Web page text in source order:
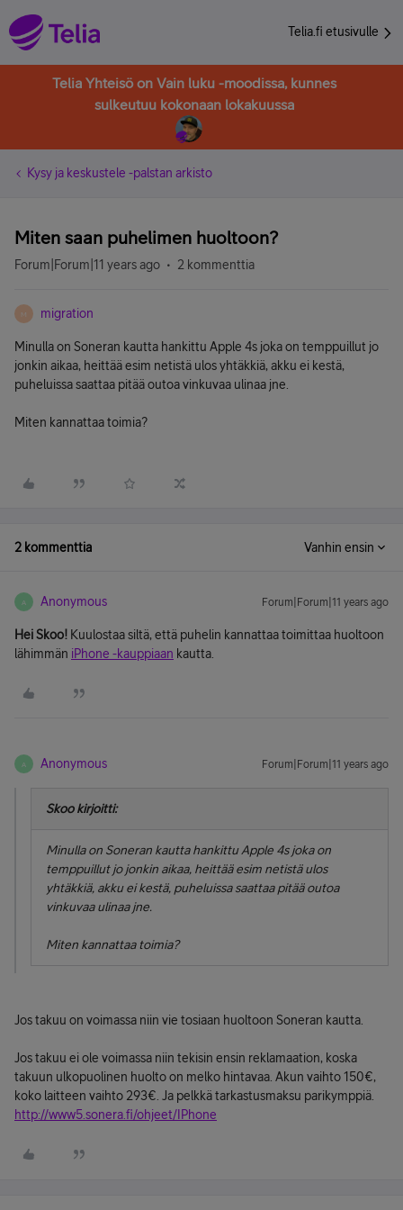
Telia.fi etusivulle
Telia Yhteisö on Vain luku -moodissa, kunnes
sulkeutuu kokonaan lokakuussa
Kysy ja keskustele -palstan arkisto
Miten saan puhelimen huoltoon?
Forum|Forum|11 years ago 2 kommenttia
M migration
Minulla on Soneran kautta hankittu Apple 4s joka on temppuillut jo
jonkin aikaa, heittää esim netistä ulos yhtäkkiä, akku ei kestä,
puheluissa saattaa pitää outoa vinkuvaa ulinaa jne.
Miten kannattaa toimia?
2 kommenttia Vanhin ensin
A Anonymous Forum|Forum|11 years ago
Hei Skoo! Kuulostaa siltä, että puhelin kannattaa toimittaa huoltoon
lähimmän iPhone -kauppiaan kautta.
A Anonymous Forum|Forum|11 years ago
Skoo kirjoitti:
Minulla on Soneran kautta hankittu Apple 4s joka on
temppuillut jo jonkin aikaa, heittää esim netistä ulos
yhtäkkiä, akku ei kestä, puheluissa saattaa pitää outoa
vinkuvaa ulinaa jne.
Miten kannattaa toimia?
Jos takuu on voimassa niin vie tosiaan huoltoon Soneran kautta.
Jos takuu ei ole voimassa niin tekisin ensin reklamaation, koska
takuun ulkopuolinen huolto on melko hintavaa. Akun vaihto 150€,
koko laitteen vaihto 293€. Ja pelkkä tarkastusmaksu parikymppiä.
http://www5.sonera.fi/ohjeet/IPhone